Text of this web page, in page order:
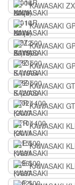
KAWASAKI
KAWASAKI
KAWASAKI
KAWASAKI
KAWASAKI
KAWASAKI
KAWASAKI
KAWASAKI
KAWASAKI